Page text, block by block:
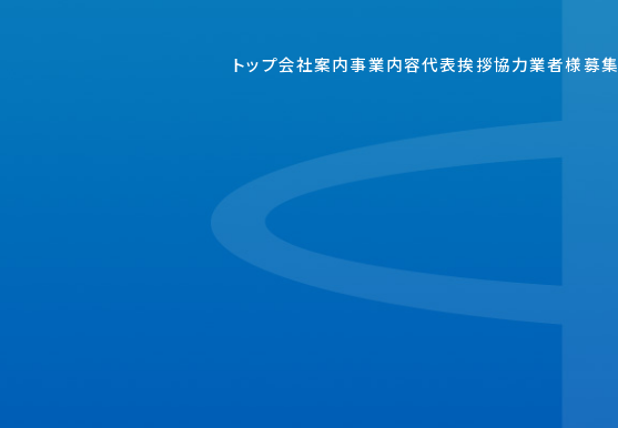
トップ会社案内事業内容代表挨拶協力業者様募集